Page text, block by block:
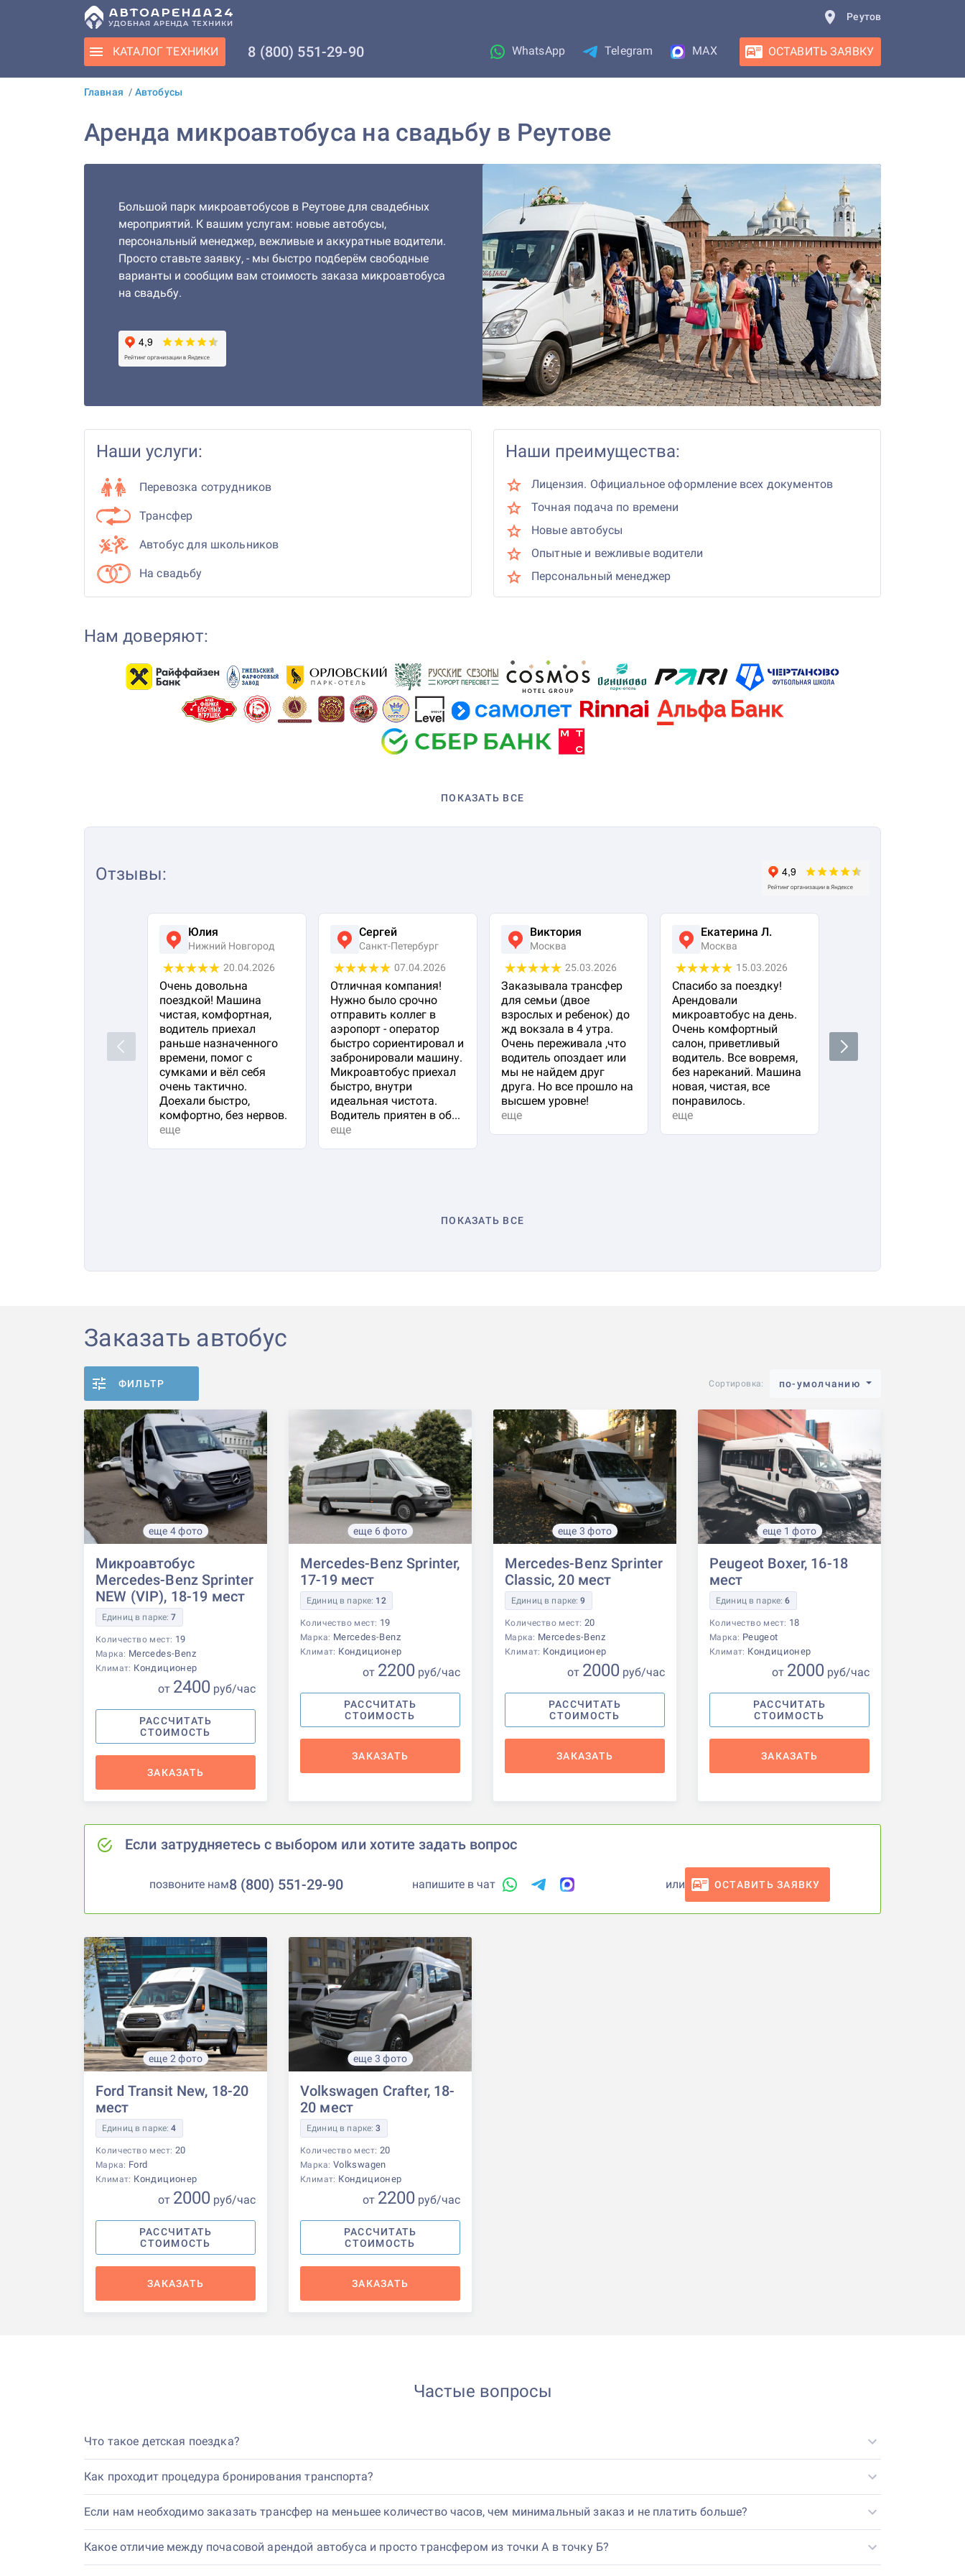
Реутов
КАТАЛОГ ТЕХНИКИ 8 (800) 551-29-90 WhatsApp Telegram MAX ОСТАВИТЬ ЗАЯВКУ
Главная / Автобусы
Аренда микроавтобуса на свадьбу в Реутове
Большой парк микроавтобусов в Реутове для свадебных
мероприятий. К вашим услугам: новые автобусы,
персональный менеджер, вежливые и аккуратные водители.
Просто ставьте заявку, - мы быстро подберём свободные
варианты и сообщим вам стоимость заказа микроавтобуса
на свадьбу.
Наши услуги:
Перевозка сотрудников
Трансфер
Автобус для школьников
На свадьбу
Наши преимущества:
Лицензия. Официальное оформление всех документов
Точная подача по времени
Новые автобусы
Опытные и вежливые водители
Персональный менеджер
Нам доверяют:
ПОКАЗАТЬ ВСЕ
Отзывы:
Previous
Юлия
Нижний Новгород
20.04.2026
Очень довольна
поездкой! Машина
чистая, комфортная,
водитель приехал
раньше назначенного
времени, помог с
сумками и вёл себя
очень тактично.
Доехали быстро,
комфортно, без нервов.
еще
Сергей
Санкт-Петербург
07.04.2026
Отличная компания!
Нужно было срочно
отправить коллег в
аэропорт - оператор
быстро сориентировал и
забронировали машину.
Микроавтобус приехал
быстро, внутри
идеальная чистота.
Водитель приятен в об...
еще
Виктория
Москва
25.03.2026
Заказывала трансфер
для семьи (двое
взрослых и ребенок) до
жд вокзала в 4 утра.
Очень переживала ,что
водитель опоздает или
мы не найдем друг
друга. Но все прошло на
высшем уровне!
еще
Екатерина Л.
Москва
15.03.2026
Спасибо за поездку!
Арендовали
микроавтобус на день.
Очень комфортный
салон, приветливый
водитель. Все вовремя,
без нареканий. Машина
новая, чистая, все
понравилось.
еще
очень довольна!
Водитель водит очень
плавно и аккуратно,
Next
ПОКАЗАТЬ ВСЕ
Заказать автобус
ФИЛЬТР Сортировка: по-умолчанию
еще 4 фото
Микроавтобус
Mercedes-Benz Sprinter
NEW (VIP), 18-19 мест
Единиц в парке:7
Количество мест: 19
Марка: Mercedes-Benz
Климат: Кондиционер
от 2400 руб/час
РАССЧИТАТЬ
СТОИМОСТЬ
ЗАКАЗАТЬ
еще 6 фото
Mercedes-Benz Sprinter,
17-19 мест
Единиц в парке: 12
Количество мест: 19
Марка: Mercedes-Benz
Климат: Кондиционер
от 2200 руб/час
РАССЧИТАТЬ
СТОИМОСТЬ
ЗАКАЗАТЬ
еще 3 фото
Mercedes-Benz Sprinter
Classic, 20 мест
Единиц в парке:9
Количество мест: 20
Марка: Mercedes-Benz
Климат: Кондиционер
от 2000 руб/час
РАССЧИТАТЬ
СТОИМОСТЬ
ЗАКАЗАТЬ
еще 1 фото
Peugeot Boxer, 16-18
мест
Единиц в парке:6
Количество мест: 18
Марка: Peugeot
Климат: Кондиционер
от 2000 руб/час
РАССЧИТАТЬ
СТОИМОСТЬ
ЗАКАЗАТЬ
Если затрудняетесь с выбором или хотите задать вопрос
позвоните нам8 (800) 551-29-90 напишите в чат или ОСТАВИТЬ ЗАЯВКУ
еще 2 фото
Ford Transit New, 18-20
мест
Единиц в парке:4
Количество мест: 20
Марка: Ford
Климат: Кондиционер
от 2000 руб/час
РАССЧИТАТЬ
СТОИМОСТЬ
ЗАКАЗАТЬ
еще 3 фото
Volkswagen Crafter, 18-
20 мест
Единиц в парке:3
Количество мест: 20
Марка: Volkswagen
Климат: Кондиционер
от 2200 руб/час
РАССЧИТАТЬ
СТОИМОСТЬ
ЗАКАЗАТЬ
Частые вопросы
Что такое детская поездка?
Как проходит процедура бронирования транспорта?
Если нам необходимо заказать трансфер на меньшее количество часов, чем минимальный заказ и не платить больше?
Какое отличие между почасовой арендой автобуса и просто трансфером из точки А в точку Б?